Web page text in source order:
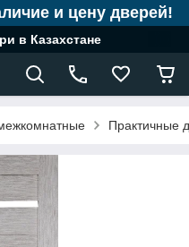
и цену дверей!
в Казахстане
Практичные